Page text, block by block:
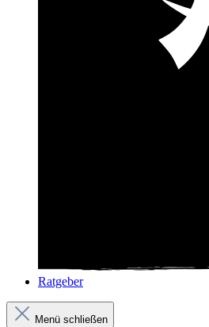
Ratgeber
Menü schließen